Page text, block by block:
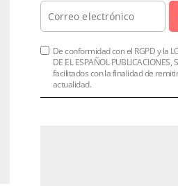
De conformidad con el RGPD y la
DE EL ESPAÑOL
facilitados con la finalidad de
actualidad.